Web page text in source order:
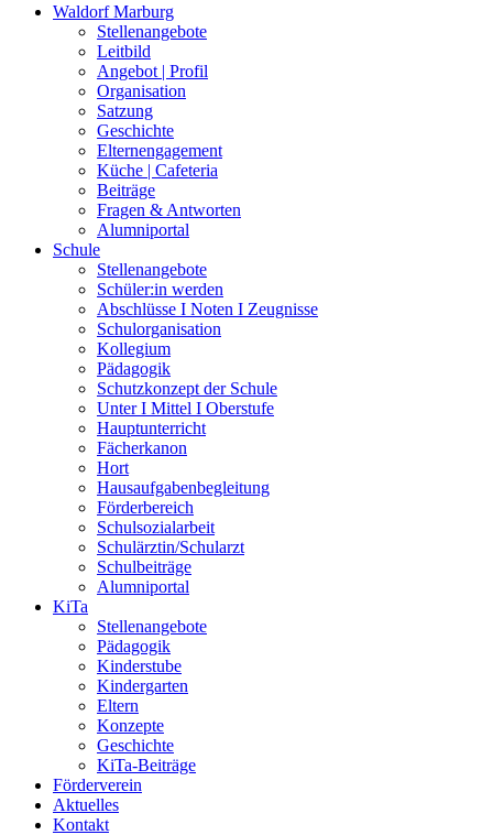
Waldorf Marburg
Stellenangebote
Leitbild
Angebot | Profil
Organisation
Satzung
Geschichte
Elternengagement
Küche | Cafeteria
Beiträge
Fragen & Antworten
Alumniportal
Schule
Stellenangebote
Schüler:in werden
Abschlüsse I Noten I Zeugnisse
Schulorganisation
Kollegium
Pädagogik
Schutzkonzept der Schule
Unter I Mittel I Oberstufe
Hauptunterricht
Fächerkanon
Hort
Hausaufgabenbegleitung
Förderbereich
Schulsozialarbeit
Schulärztin/Schularzt
Schulbeiträge
Alumniportal
KiTa
Stellenangebote
Pädagogik
Kinderstube
Kindergarten
Eltern
Konzepte
Geschichte
KiTa-Beiträge
Förderverein
Aktuelles
Kontakt